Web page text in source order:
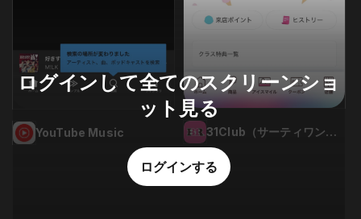
YouTube Music 31Club（サーティワン公式アプリ）
ログインして全てのスクリーンショ
ット見る
ログインする